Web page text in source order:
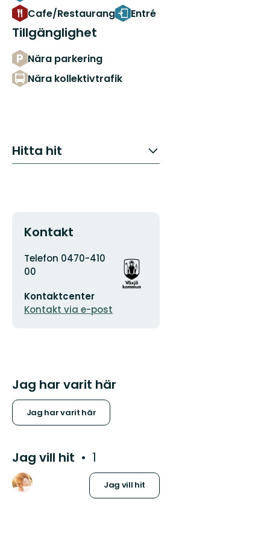
Cafe/Restaurang
Entré
Tillgänglighet
Nära parkering
Nära kollektivtrafik
Hitta hit
Kontakt
Adress
Telefon 0470-410
00
postadress
Kontaktcenter
Kontakt via e-post
Organisationens
logotyp
Jag har varit här
Jag har varit här
Jag vill hit 1
Jag vill hit